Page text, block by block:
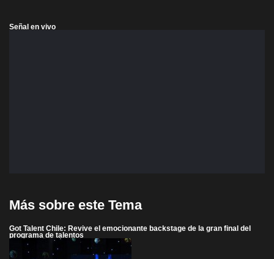
Señal en vivo
Más sobre este Tema
Got Talent Chile: Revive el emocionante backstage de la gran final del
programa de talentos